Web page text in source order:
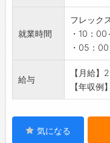
フレック
できてプ
福利厚生
ていただ
【社内設
就業時間
フレック
・10：
・05：
給与
【月給
【年収
気になる